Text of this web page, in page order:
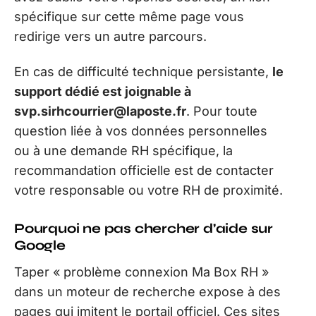
spécifique sur cette même page vous
redirige vers un autre parcours.
En cas de difficulté technique persistante, le
support dédié est joignable à
svp.sirhcourrier@laposte.fr. Pour toute
question liée à vos données personnelles
ou à une demande RH spécifique, la
recommandation officielle est de contacter
votre responsable ou votre RH de proximité.
Pourquoi ne pas chercher d’aide sur
Google
Taper « problème connexion Ma Box RH »
dans un moteur de recherche expose à des
pages qui imitent le portail officiel. Ces sites